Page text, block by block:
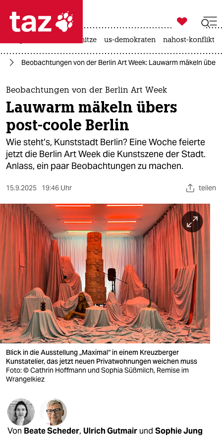
 taz zahl ich
taz zahl ich
themen
politik
öko
gesellschaft
sport
berlin
nord
wahrheit
verlag
verlag
veranstaltungen
shop
fragen & hilfe
unterstützen
abo
genossenschaft

taz zahl ich
hitze us-demokraten nahost-konflikt
Beobachtungen von der Berlin Art Week: Lauwarm mäkeln
Beobachtungen von der Berlin Art Week
Lauwarm mäkeln übers
post-coole Berlin
Wie steht’s, Kunststadt Berlin? Eine Woche feierte
jetzt die Berlin Art Week die Kunstszene der Stadt.
Anlass, ein paar Beobachtungen zu machen.
15.9.2025 19:46 Uhr teilen
Blick in die Ausstellung „Maximal“ in einem Kreuzberger
Kunstatelier, das jetzt neuen Privatwohnungen weichen muss
Foto: © Cathrin Hoffmann und Sophia Süßmilch, Remise im
Wrangelkiez
Von Beate Scheder, Ulrich Gutmair und Sophie Jung